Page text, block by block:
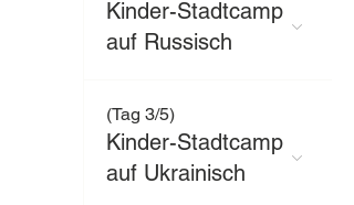
Kinder-Stadtcamp
auf Russisch
(Tag 3/5)
Kinder-Stadtcamp
auf Ukrainisch